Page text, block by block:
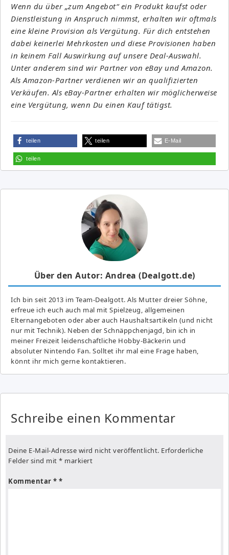
Wenn du über „zum Angebot“ ein Produkt kaufst oder
Dienstleistung in Anspruch nimmst, erhalten wir oftmals
eine kleine Provision als Vergütung. Für dich entstehen
dabei keinerlei Mehrkosten und diese Provisionen haben
in keinem Fall Auswirkung auf unsere Deal-Auswahl.
Unter anderem sind wir Partner von eBay und Amazon.
Als Amazon-Partner verdienen wir an qualifizierten
Verkäufen. Als eBay-Partner erhalten wir möglicherweise
eine Vergütung, wenn Du einen Kauf tätigst.
teilen teilen E-Mail
teilen
Über den Autor: Andrea (Dealgott.de)
Ich bin seit 2013 im Team-Dealgott. Als Mutter dreier Söhne,
erfreue ich euch auch mal mit Spielzeug, allgemeinen
Elternangeboten oder aber auch Haushaltsartikeln (und nicht
nur mit Technik). Neben der Schnäppchenjagd, bin ich in
meiner Freizeit leidenschaftliche Hobby-Bäckerin und
absoluter Nintendo Fan. Solltet ihr mal eine Frage haben,
könnt ihr mich gerne kontaktieren.
Schreibe einen Kommentar
Deine E-Mail-Adresse wird nicht veröffentlicht. Erforderliche
Felder sind mit * markiert
Kommentar *